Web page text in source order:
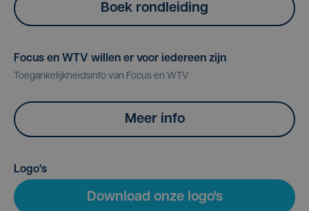
Boek rondleiding
Focus en WTV willen er voor iedereen zijn
Toegankelijkheidsinfo van Focus en WTV
Meer info
Logo's
Download onze logo's